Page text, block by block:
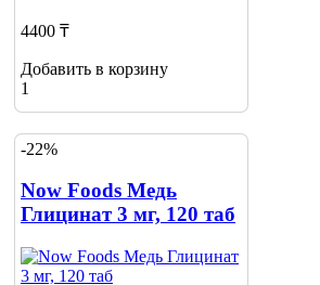
4400 ₸
Добавить в корзину
1
-22%
Now Foods Медь
Глицинат 3 мг, 120 таб